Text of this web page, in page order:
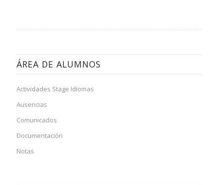
ÁREA DE ALUMNOS
Actividades Stage Idiomas
Ausencias
Comunicados
Documentación
Notas